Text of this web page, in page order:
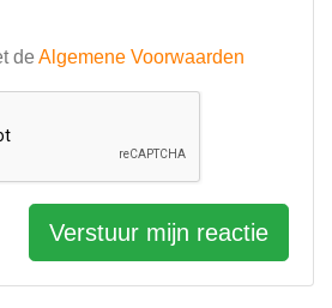
de Algemene Voorwaarden
Verstuur mijn reactie